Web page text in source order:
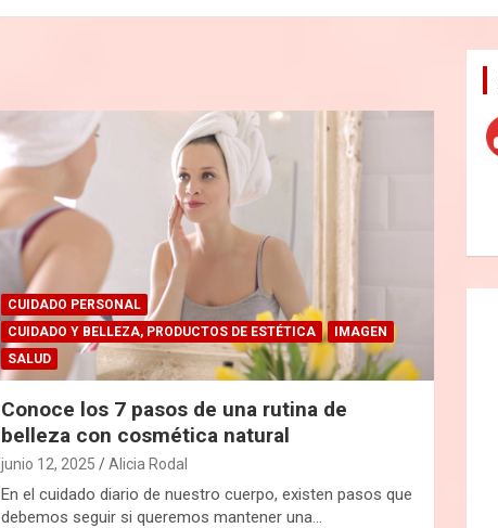
CUIDADO PERSONAL
CUIDADO Y BELLEZA, PRODUCTOS DE ESTÉTICA
IMAGEN
SALUD
Conoce los 7 pasos de una rutina de
belleza con cosmética natural
junio 12, 2025 Alicia Rodal
En el cuidado diario de nuestro cuerpo, existen pasos que
debemos seguir si queremos mantener una…